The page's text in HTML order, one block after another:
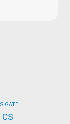
GATE
CS